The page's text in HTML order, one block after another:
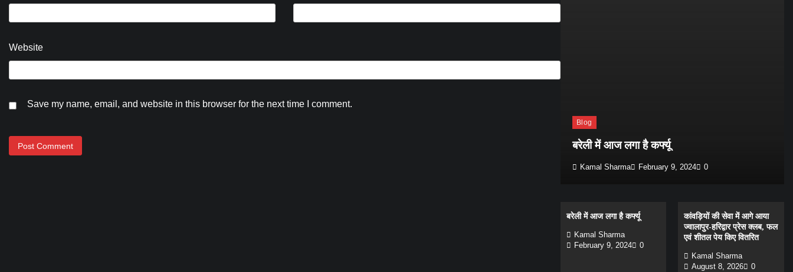
Website
Save my name, email, and website in this browser for the next time I comment.
Blog
Blog
बरेली में आज लगा है कर्फ्यू
Kamal Sharma February 9, 2024 0
बरेली में आज लगा है कर्फ्यू
Kamal Sharma
February 9, 2024
0
कांवड़ियों की सेवा में आगे आया
ज्वालापुर-हरिद्वार प्रेस क्लब, फल
एवं शीतल पेय किए वितरित
Kamal Sharma
August 8, 2026
0